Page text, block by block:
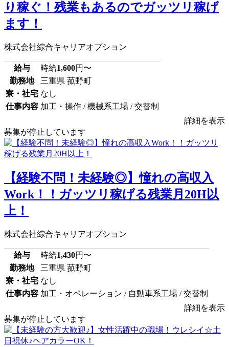
り稼ぐ！残業もあるのでガッツリ稼げ
ます！
株式会社綜合キャリアオプション
給与 時給1,600円〜
勤務地
三重県 菰野町
寮・社宅 なし
仕事内容 加工・操作 / 機械系工場 / 交替制
詳細を表示
募集が停止しています
【経験不問！未経験◎】憧れの高収入
Work！！ガッツリ稼げる残業月20H以
上！
株式会社綜合キャリアオプション
給与 時給1,430円〜
勤務地
三重県 菰野町
寮・社宅 なし
仕事内容 加工・オペレーション / 自動車系工場 / 交替制
詳細を表示
募集が停止しています